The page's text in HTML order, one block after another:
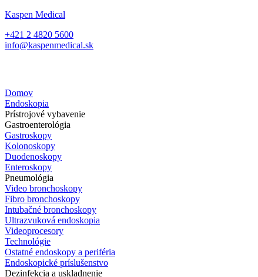
Kaspen Medical
+421 2 4820 5600
info@kaspenmedical.sk
Domov
Endoskopia
Prístrojové vybavenie
Gastroenterológia
Gastroskopy
Kolonoskopy
Duodenoskopy
Enteroskopy
Pneumológia
Video bronchoskopy
Fibro bronchoskopy
Intubačné bronchoskopy
Ultrazvuková endoskopia
Videoprocesory
Technológie
Ostatné endoskopy a periféria
Endoskopické príslušenstvo
Dezinfekcia a uskladnenie